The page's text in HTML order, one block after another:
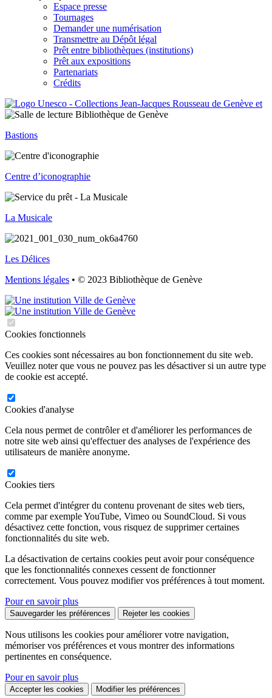
Espace presse
Tournages
Demander une numérisation
Transmettre au Dépôt légal
Prêt entre bibliothèques (institutions)
Prêt aux expositions
Partenariats
Crédits
Bastions
Centre d’iconographie
La Musicale
Les Délices
Mentions légales • © 2023 Bibliothèque de Genève
Cookies fonctionnels
Ces cookies sont nécessaires au bon fonctionnement du site web.
Veuillez noter que vous ne pouvez pas les désactiver si un autre type
de cookie est accepté.
Cookies d'analyse
Cela nous permet de contrôler et d'améliorer les performances de
notre site web ainsi qu'effectuer des analyses de l'expérience des
utilisateurs de manière anonyme.
Cookies tiers
Cela permet d'intégrer du contenu provenant de sites web tiers,
comme par exemple YouTube, Vimeo ou SoundCloud. Si vous
désactivez cette fonction, vous risquez de supprimer certaines
fonctionnalités du site web.
La désactivation de certains cookies peut avoir pour conséquence
que les fonctionnalités connexes cessent de fonctionner
correctement. Vous pouvez modifier vos préférences à tout moment.
Pour en savoir plus
Sauvegarder les préférences Rejeter les cookies
Nous utilisons les cookies pour améliorer votre navigation,
mémoriser vos préférences et vous montrer des informations
pertinentes en conséquence.
Pour en savoir plus
Accepter les cookies Modifier les préférences